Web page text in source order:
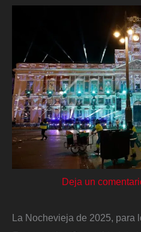
Deja un
La Nochevieja de 2025, para